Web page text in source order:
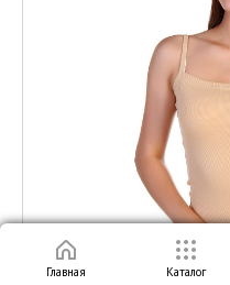
Главная Каталог